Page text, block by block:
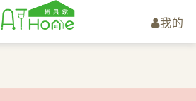
我的